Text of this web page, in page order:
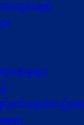
ာတူစာချုပ်
း
နွေးမှုများ
င့်ဖက်ဒရယ်တည်ဆေ
းရာ